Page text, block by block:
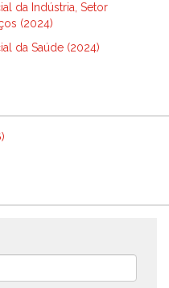
da Indústria, Setor
(2024)
da Saúde (2024)